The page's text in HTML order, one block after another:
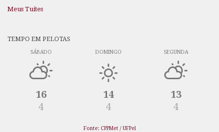
Meus Tuítes
TEMPO EM PELOTAS
SÁBADO
16
4
DOMINGO
14
4
SEGUNDA
13
4
Fonte: CPPMet / UFPel